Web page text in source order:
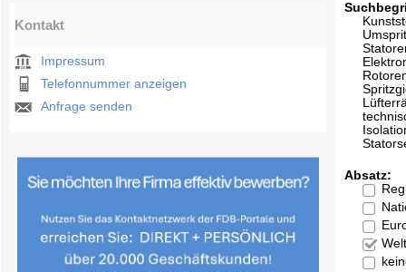
Kontakt
Impressum
Telefonnummer anzeigen
Anfrage senden
Absatz: